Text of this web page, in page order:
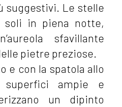
suggestivi. Le stelle
soli in piena notte,
sfavillante
pietre preziose.
e con la spatola allo
ampie e
un dipinto